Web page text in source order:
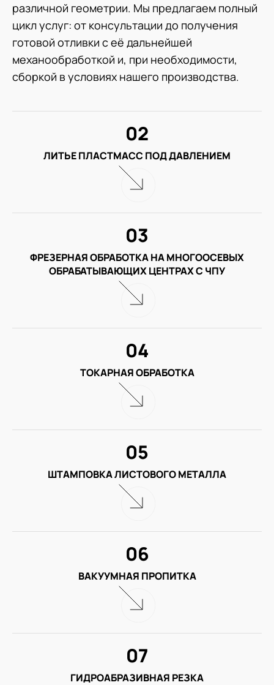
различной геометрии. Мы предлагаем полный
цикл услуг: от консультации до получения
готовой отливки с её дальнейшей
механообработкой и, при необходимости,
сборкой в условиях нашего производства.
ЛИТЬЕ ПЛАСТМАСС ПОД ДАВЛЕНИЕМ
02
ФРЕЗЕРНАЯ ОБРАБОТКА НА МНОГООСЕВЫХ
ОБРАБАТЫВАЮЩИХ ЦЕНТРАХ С ЧПУ
03
ТОКАРНАЯ ОБРАБОТКА
04
ШТАМПОВКА ЛИСТОВОГО МЕТАЛЛА
05
ВАКУУМНАЯ ПРОПИТКА
06
ГИДРОАБРАЗИВНАЯ РЕЗКА
07